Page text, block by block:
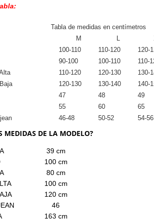
Tabla de medidas en centímetros
M L
100-110 110-120
120-
90-100 100-110
110-
110-120 120-130
130-
120-130 130-140
140-
47 48
49
55 60
65
46-48 50-52 54-56
MEDIDAS DE LA MODELO?
39 cm
100 cm
80 cm
100 cm
120 cm
46
163 cm